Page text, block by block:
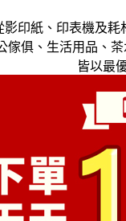
影印紙、印表機及耗
傢俱、生活用品、
皆以最